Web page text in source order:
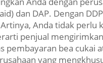
dan DAP. Dengan
Anda tidak perlu
penjual
pembayaran bea cukai
yang